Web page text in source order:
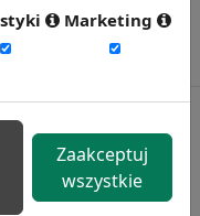
Marketing
Zaakceptuj
wszystkie